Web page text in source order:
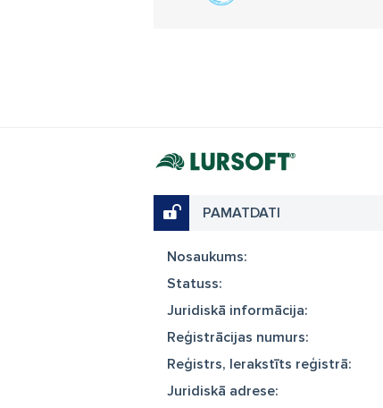
PAMATDATI
Nosaukums:
Statuss:
Juridiskā informācija:
Reģistrācijas numurs:
Reģistrs, Ierakstīts reģistrā:
Juridiskā adrese: